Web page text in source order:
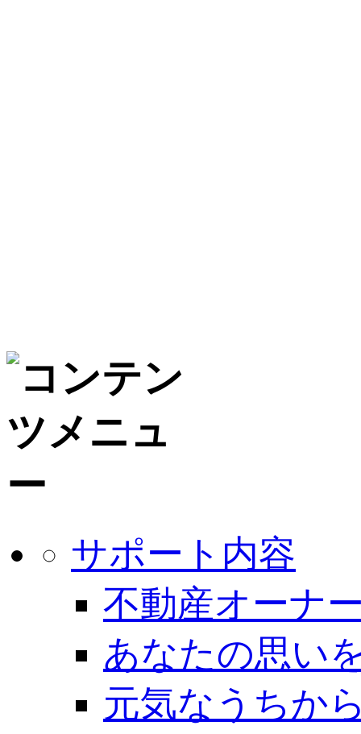
サポート内容
不動産オーナ
あなたの思い
元気なうちか